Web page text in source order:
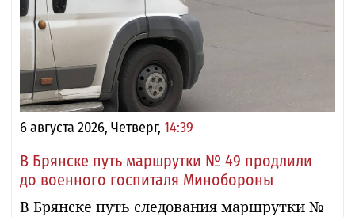
6 августа 2026, Четверг, 14:39
В Брянске путь маршрутки № 49 продлили
до военного госпиталя Минобороны
В Брянске путь следования маршрутки №